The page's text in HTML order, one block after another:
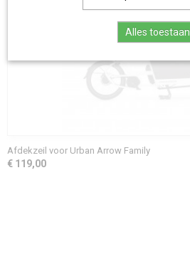
Afdekzeil voor Urban Arrow Family
€ 119,00
Alles toestaan